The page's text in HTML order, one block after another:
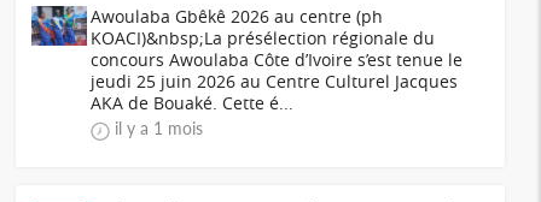
Awoulaba Gbêkê 2026 au centre (ph
KOACI)&nbsp;La présélection régionale du
concours Awoulaba Côte d’Ivoire s’est tenue le
jeudi 25 juin 2026 au Centre Culturel Jacques
AKA de Bouaké. Cette é...
il y a 1 mois